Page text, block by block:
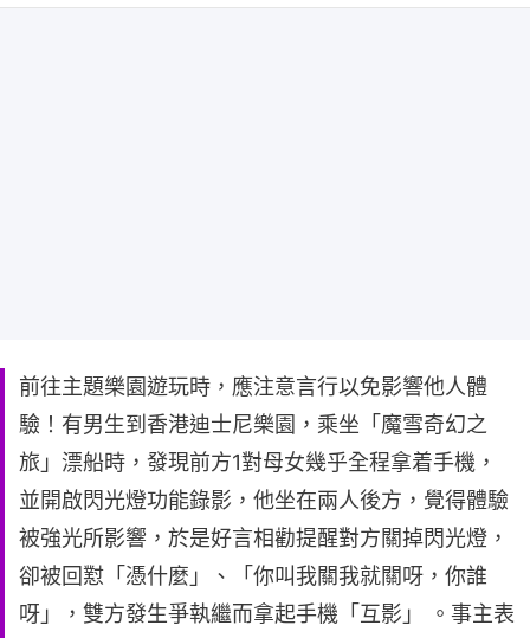
前往主題樂園遊玩時，應注意言行以免影響他人體
驗！有男生到香港迪士尼樂園，乘坐「魔雪奇幻之
旅」漂船時，發現前方1對母女幾乎全程拿着手機，
並開啟閃光燈功能錄影，他坐在兩人後方，覺得體驗
被強光所影響，於是好言相勸提醒對方關掉閃光燈，
卻被回懟「憑什麼」、「你叫我關我就關呀，你誰
呀」，雙方發生爭執繼而拿起手機「互影」 。事主表